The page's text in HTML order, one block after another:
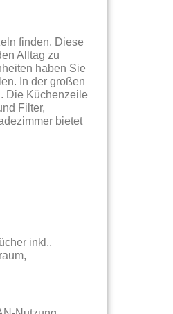
finden. Diese
Alltag zu
haben Sie
In der großen
Die Küchenzeile
Filter,
bietet
inkl.,